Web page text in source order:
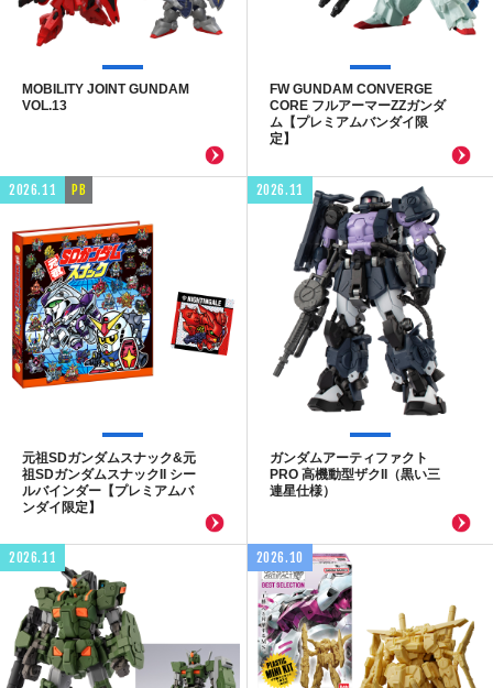
MOBILITY JOINT GUNDAM
VOL.13
FW GUNDAM CONVERGE
CORE フルアーマーZZガンダ
ム【プレミアムバンダイ限
定】
2026.11 PB
元祖SDガンダムスナック&元
祖SDガンダムスナックII シー
ルバインダー【プレミアムバ
ンダイ限定】
2026.11
ガンダムアーティファクト
PRO 高機動型ザクII（黒い三
連星仕様）
2026.11 2026.10